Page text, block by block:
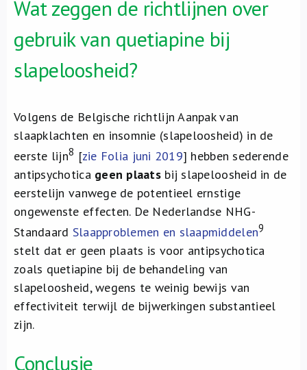
Wat zeggen de richtlijnen over
gebruik van quetiapine bij
slapeloosheid?
Volgens de Belgische richtlijn Aanpak van
slaapklachten en insomnie (slapeloosheid) in de
eerste lijn8 [zie Folia juni 2019] hebben sederende
antipsychotica geen plaats bij slapeloosheid in de
eerstelijn vanwege de potentieel ernstige
ongewenste effecten. De Nederlandse NHG-
Standaard Slaapproblemen en slaapmiddelen9
stelt dat er geen plaats is voor antipsychotica
zoals quetiapine bij de behandeling van
slapeloosheid, wegens te weinig bewijs van
effectiviteit terwijl de bijwerkingen substantieel
zijn.
Conclusie